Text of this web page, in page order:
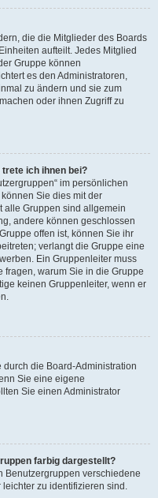
die die Mitglieder des Boards
aufteilt. Jedes Mitglied
Gruppe können
es den Administratoren,
zu ändern und sie zum
oder ihnen Zugriff zu
ich ihnen bei?
im persönlichen
Sie dies mit der
alle Gruppen sind allgemein
andere können geschlossen
offen ist, können Sie ihr
verlangt die Gruppe eine
Ein Gruppenleiter muss
fragen, warum Sie in die Gruppe
keinen Gruppenleiter, wenn er
die Board-Administration
Sie eine eigene
Sie einen Administrator
farbig dargestellt?
Benutzergruppen verschiedene
zu identifizieren sind.